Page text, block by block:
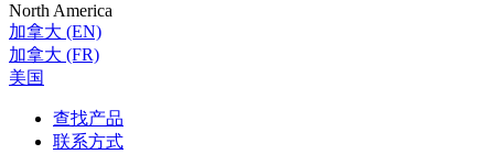
North America
加拿大 (EN)
加拿大 (FR)
美国
查找产品
联系方式